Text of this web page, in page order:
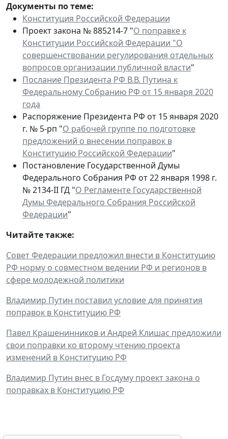
Документы по теме:
Конституция Российской Федерации
Проект закона № 885214-7 "О поправке к
Конституции Российской Федерации "О
совершенствовании регулирования отдельных
вопросов организации публичной власти"
Послание Президента РФ В.В. Путина к
Федеральному Собранию РФ от 15 января 2020
года
Распоряжение Президента РФ от 15 января 2020
г. № 5-рп "О рабочей группе по подготовке
предложений о внесении поправок в
Конституцию Российской Федерации"
Постановление Государственной Думы
Федерального Собрания РФ от 22 января 1998 г.
№ 2134-II ГД "О Регламенте Государственной
Думы Федерального Собрания Российской
Федерации"
Читайте также:
Совет Федерации предложил внести в Конституцию
РФ норму о совместном ведении РФ и регионов в
сфере молодежной политики
Владимир Путин поставил условие для принятия
поправок в Конституцию РФ
Павел Крашенинников и Андрей Клишас предложили
свои поправки ко второму чтению проекта
изменений в Конституцию РФ
Владимир Путин внес в Госдуму проект закона о
поправках в Конституцию РФ